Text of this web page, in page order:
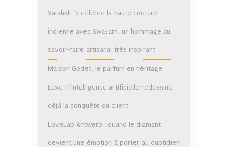
Vaishali ´S célèbre la haute couture
indienne avec Swayam, un hommage au
savoir-faire artisanal très inspirant
Maison Godet, le parfum en héritage
Luxe : l’intelligence artificielle redessine
déjà la conquête du client
LoveLab Antwerp : quand le diamant
devient une émotion à porter au quotidien